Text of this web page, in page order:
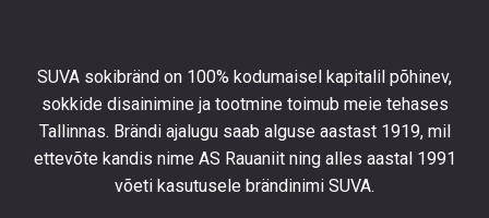
kursis
uusimate
toodetega,
eripakkumistega
SUVA sokibränd on 100% kodumaisel kapitalil põhinev,
sokkide disainimine ja tootmine toimub meie tehases
Tallinnas. Brändi ajalugu saab alguse aastast 1919, mil
ettevõte kandis nime AS Rauaniit ning alles aastal 1991
võeti kasutusele brändinimi SUVA.